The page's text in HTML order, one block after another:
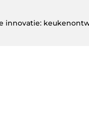
innovatie: